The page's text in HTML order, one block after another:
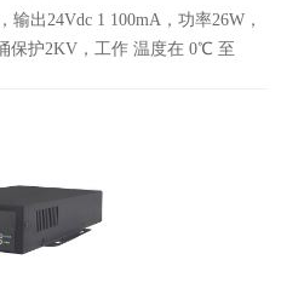
输出24Vdc 1 100mA，功率26W，
保护2KV，工作 温度在 0℃ 至